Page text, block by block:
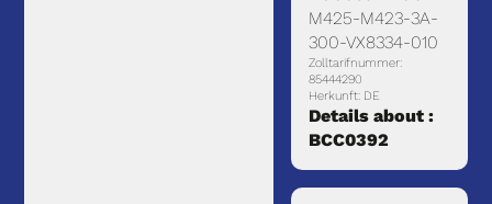
M425-M423-3A-
300-VX8334-010
Zolltarifnummer:
85444290
Herkunft: DE
Details about :
BCC0392